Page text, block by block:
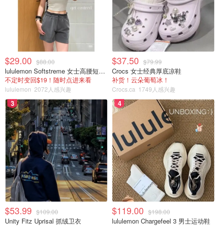
$29.00 $88.00
lululemon Softstreme 女士高腰短裤 10cm
不定时变回$19！随时点进来看
lululemon 2072人感兴趣
$37.50 $79.99
Crocs 女士经典厚底凉鞋
补货！云朵葡萄冰！
Crocs.ca 1749人感兴趣
3
$53.99 $109.00
Unity Fitz Uprisal 抓绒卫衣
4
$119.00 $198.00
lululemon Chargefeel 3 男士运动鞋